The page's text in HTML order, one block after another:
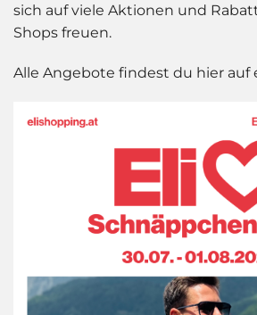
sich auf viele Aktionen und
Shops freuen.
Alle Angebote findest du hier auf